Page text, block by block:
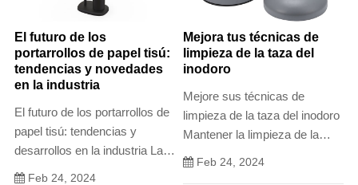
El futuro de los
portarrollos de papel tisú:
tendencias y novedades
en la industria
El futuro de los portarrollos de
papel tisú: tendencias y
desarrollos en la industria La
industria de los portarrollos de
Feb 24, 2024
Mejora tus técnicas de
limpieza de la taza del
inodoro
Mejore sus técnicas de
limpieza de la taza del inodoro
Mantener la limpieza de la
taza del inodoro es esencial
Feb 24, 2024